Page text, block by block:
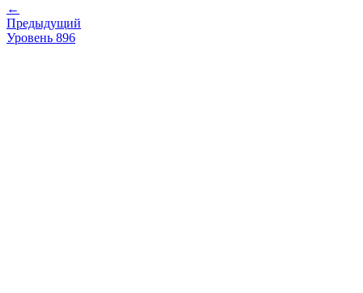
←
Предыдущий
Уровень 896